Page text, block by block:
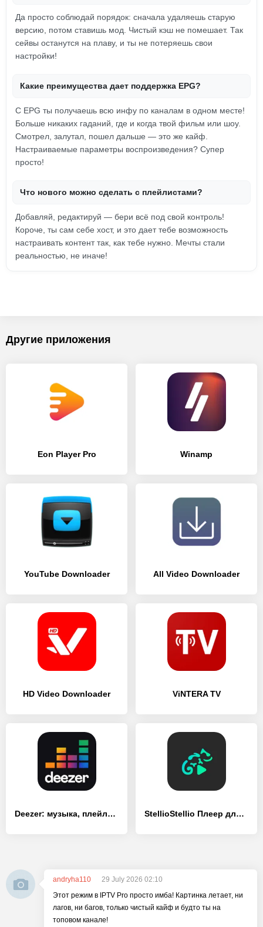
Да просто соблюдай порядок: сначала удаляешь старую
версию, потом ставишь мод. Чистый кэш не помешает. Так
сейвы останутся на плаву, и ты не потеряешь свои
настройки!
Какие преимущества дает поддержка EPG?
С EPG ты получаешь всю инфу по каналам в одном месте!
Больше никаких гаданий, где и когда твой фильм или шоу.
Смотрел, залутал, пошел дальше — это же кайф.
Настраиваемые параметры воспроизведения? Супер
просто!
Что нового можно сделать с плейлистами?
Добавляй, редактируй — бери всё под свой контроль!
Короче, ты сам себе хост, и это дает тебе возможность
настраивать контент так, как тебе нужно. Мечты стали
реальностью, не иначе!
Другие приложения
Eon Player Pro Winamp
YouTube Downloader All Video Downloader
HD Video Downloader ViNTERA TV
Deezer: музыка, плейлисты и подкасты StellioStellio Плеер для музыки и мп3
andryha110
29 July 2026 02:10
Этот режим в IPTV Pro просто имба! Картинка летает, ни
лагов, ни багов, только чистый кайф и будто ты на
топовом канале!